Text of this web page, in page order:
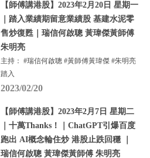
【師傅講港股】2023年2月20日 星期一
｜踏入業績期留意業績股 基建水泥零
售炒復甦｜瑞信何啟聰 黃瑋傑黃師傅
朱明亮
主持： #瑞信何啟聰 #黃師傅黃瑋傑 #朱明亮
踏入
2023/02/20
【師傅講港股】2023年2月7日 星期二
｜十萬Thanks！｜ChatGPT引爆百度
跑出 AI概念輪住炒 港股止跌回穩 ｜
瑞信何啟聰 黃瑋傑黃師傅 朱明亮